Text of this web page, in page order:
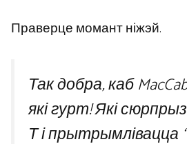
Праверце момант ніжэй.
Так добра, каб
які гурт! Які
Т і прытрымлівацца